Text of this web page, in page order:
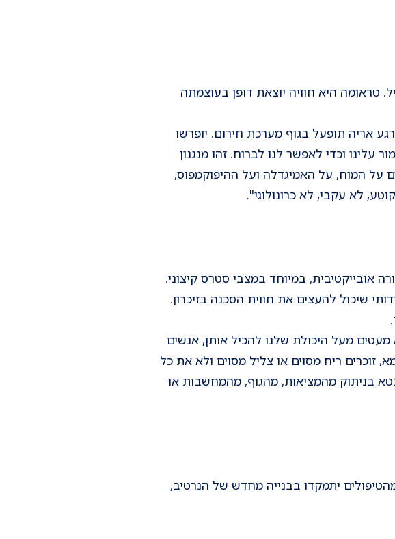
טראומה היא חוויה יוצאת דופן בעוצמתה
אריה תופעל בגוף מערכת חירום. יופרשו
עלינו וכדי לאפשר לנו לברוח. זהו מנגנון
על המוח, על האמיגדלה ועל ההיפוקמפוס,
לא עקבי, לא כרונולוגי".
אובייקטיבית, במיוחד במצבי סטרס קיצוני.
שיכול להעצים את חווית הסכנה בזיכרון.
מעטים מעל היכולת שלנו להכיל אותן, אנשים
זוכרים ריח מסוים או צליל מסוים ולא את כל
בניתוק מהמציאות, מהגוף, מהמחשבות או
יתמקדו בבנייה מחדש של הנרטיב,